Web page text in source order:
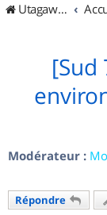
UtagawaVTT (Randos VTT et VTTAE avec traces GPS)
[Sud
Modérateur :
Répondre